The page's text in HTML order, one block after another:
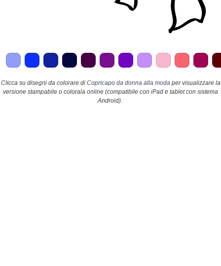
Clicca su disegni da colorare di Copricapo da donna alla moda per visualizzare la
versione stampabile o colorala online (compatibile con iPad e tablet con sistema
Android).